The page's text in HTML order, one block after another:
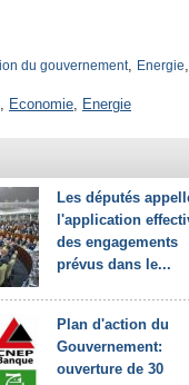
du gouvernement, Energie,
, Economie, Energie
Les députés
l'application
des engagements
prévus dans le...
Plan d'action du
Gouvernement:
ouverture de 30